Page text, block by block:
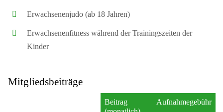
Erwachsenenjudo (ab 18 Jahren)
Erwachsenenfitness während der Trainingszeiten der
Kinder
Mitgliedsbeiträge
Beitrag
Aufnahmegebühr